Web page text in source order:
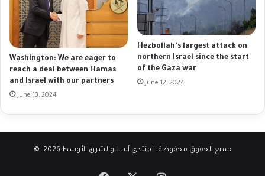
Washington: We are eager to
reach a deal between Hamas
and Israel with our partners
June 13, 2024
Hezbollah's largest attack on
northern Israel since the start
of the Gaza war
June 12, 2024
© جميع الحقوق محفوظة | منتدي آسيا والشرق الأوسط 2026